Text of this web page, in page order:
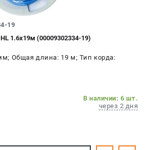
19
1.6х19м (00009302334-19)
Общая длина: 19 м; Тип корда:
В наличии: 6 шт.
через 2 дня